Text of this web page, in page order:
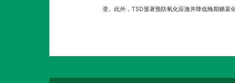
变。此外，TSD显著预防氧化应激并降低晚期糖基